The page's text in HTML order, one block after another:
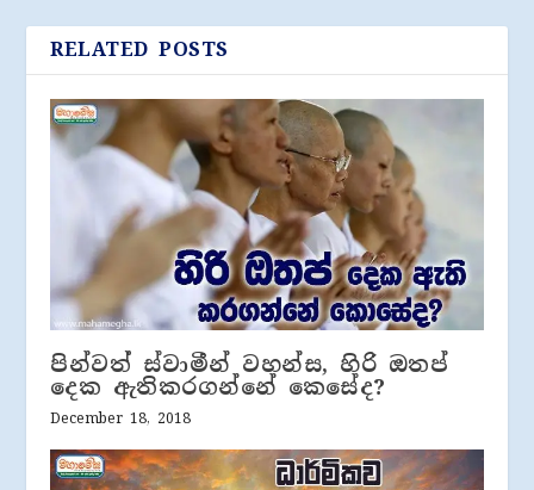
RELATED POSTS
පින්වත් ස්වාමීන් වහන්ස, හිරි ඔතප්
දෙක ඇතිකරගන්නේ කෙසේද?
December 18, 2018